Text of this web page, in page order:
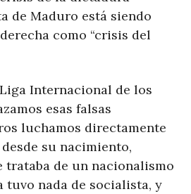
de Maduro está siendo
como “crisis del
Internacional de los
esas falsas
luchamos directamente
su nacimiento,
trataba de un nacionalismo
tuvo nada de socialista, y